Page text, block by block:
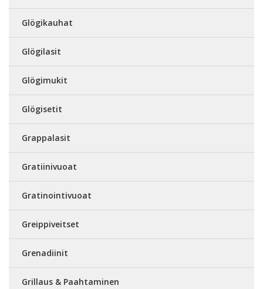
Glögikauhat
Glögilasit
Glögimukit
Glögisetit
Grappalasit
Gratiinivuoat
Gratinointivuoat
Greippiveitset
Grenadiinit
Grillaus & Paahtaminen